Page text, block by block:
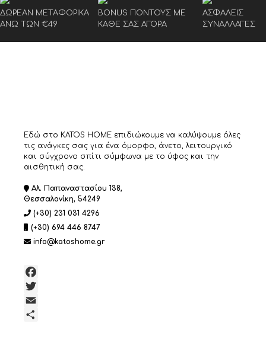
ΔΩΡΕΑΝ ΜΕΤΑΦΟΡΙΚΑ
ΑΝΩ ΤΩΝ €49
BONUS ΠΟΝΤΟΥΣ ΜΕ
ΚΑΘΕ ΣΑΣ ΑΓΟΡΑ
ΑΣΦΑΛΕΙΣ
ΣΥΝΑΛΛΑΓΕΣ
Εδώ στο KATOS HOME επιδιώκουμε να καλύψουμε όλες
τις ανάγκες σας για ένα όμορφο, άνετο, λειτουργικό
και σύγχρονο σπίτι σύμφωνα με το ύφος και την
αισθητική σας.
Αλ. Παπαναστασίου 138,
Θεσσαλονίκη, 54249
(+30) 231 031 4296
(+30) 694 446 8747
info@katoshome.gr
Facebook
Twitter
Email